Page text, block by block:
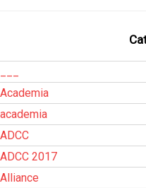
Academia
academia
ADCC
ADCC 2017
Alliance